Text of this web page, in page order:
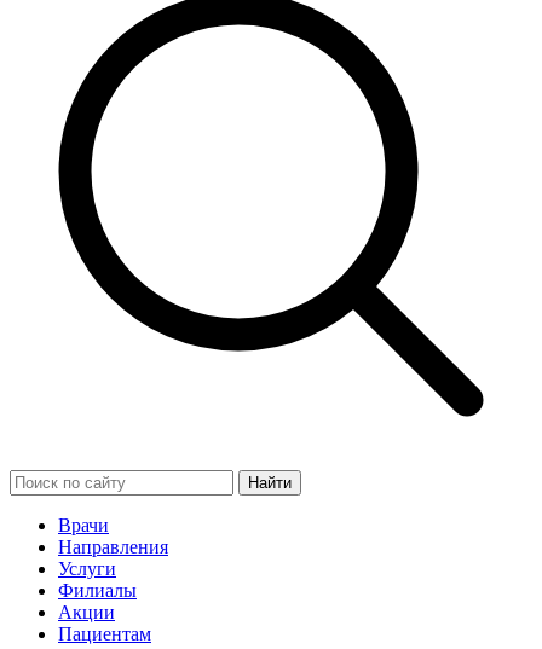
Найти
Врачи
Направления
Услуги
Филиалы
Акции
Пациентам